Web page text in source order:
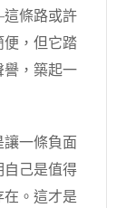
條路或許
，但它踏
，築起一
一條負面
己是值得
。這才是